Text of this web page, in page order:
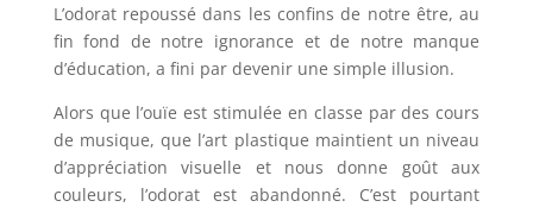
L’odorat repoussé dans les confins de notre être, au
fin fond de notre ignorance et de notre manque
d’éducation, a fini par devenir une simple illusion.
Alors que l’ouïe est stimulée en classe par des cours
de musique, que l’art plastique maintient un niveau
d’appréciation visuelle et nous donne goût aux
couleurs, l’odorat est abandonné. C’est pourtant